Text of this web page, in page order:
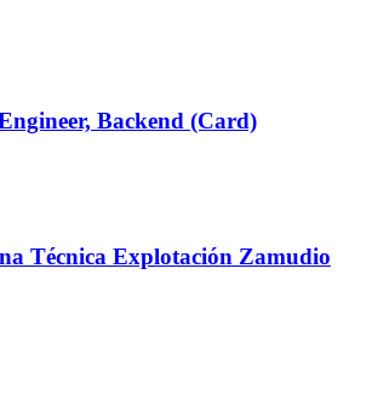
Backend (Card)
Técnica Explotación Zamudio